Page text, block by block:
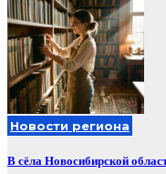
Новости региона
В сёла Новосибирской